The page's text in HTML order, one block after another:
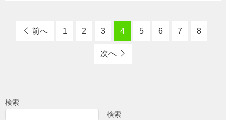
前へ 1 2 3 4 5 6 7 8
次へ
検索
検索